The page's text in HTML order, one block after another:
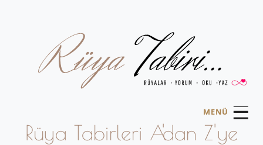
MENÜ ☰
Rüya Tabirleri A'dan Z'ye